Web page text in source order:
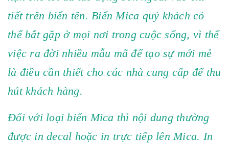
tiết trên biển tên. Biển Mica quý khách có
thể bắt gặp ở mọi nơi trong cuộc sống, vì thế
việc ra đời nhiều mẫu mã để tạo sự mới mẻ
là điều cần thiết cho các nhà cung cấp để thu
hút khách hàng.
Đối với loại biển Mica thì nội dung thường
được in decal hoặc in trực tiếp lên Mica. In